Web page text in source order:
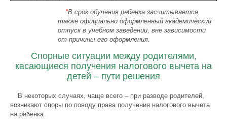
*В срок обучения ребенка засчитывается
также официально оформленный академический
отпуск в учебном заведении, вне зависимости
от причины его оформления.
Спорные ситуации между родителями,
касающиеся получения налогового вычета на
детей – пути решения
В некоторых случаях, чаще всего – при разводе родителей,
возникают споры по поводу права получения налогового вычета
на ребенка.